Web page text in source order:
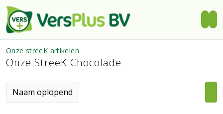
Onze streeK artikelen
Onze StreeK Chocolade